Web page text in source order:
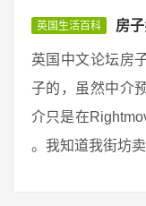
英国生活百科 房
英国中文论坛房
子的，虽然中介
介只是在
。我知道我街坊